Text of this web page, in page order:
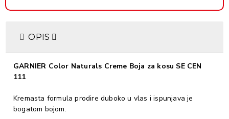
OPIS
GARNIER Color Naturals Creme Boja za kosu SE CEN
111
Kremasta formula prodire duboko u vlas i ispunjava je
bogatom bojom.